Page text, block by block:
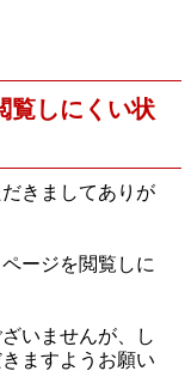
覧しにくい状
きましてありが
ージを閲覧しに
いませんが、し
ますようお願い